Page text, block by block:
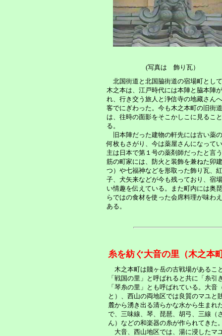
(写真は 飾り瓦）
北国街道と北国脇街道の宿場町とし
木之本は、江戸時代には本陣と脇本陣
れ、行き交う旅人と浄信寺の地藏さん
客でにぎわった。今も木之本町の旧街
は、往時の面影をそこかしこに見るこ
る。
旧本陣だった建物の軒先には古い薬
何枚もさがり、今は薬屋さんになって
主は日本で第１号の薬剤師だったと言
筋の町家には、防火と装飾を兼ねた卯
つ）や七福神などを形取った飾り瓦、
子、犬矢来などが今も残っており、宿
い情趣を伝えている。また町内には奥
らではの食材を使った会席料理が味わ
ある。
糸を紡ぐ大音の里（木之
木之本町は賤ヶ岳の古戦場があるこ
「戦国の里」と呼ばれると共に「糸引
「琴糸の里」とも呼ばれている。大音
と）、西山の両地区では良質のマユと
麓から湧き出る清らかな水から生まれ
で、三味線、琴、琵琶、胡弓、三線（
ん）などの和楽器の糸が作られてきた
大音、西山地区では、湯に浸したマ